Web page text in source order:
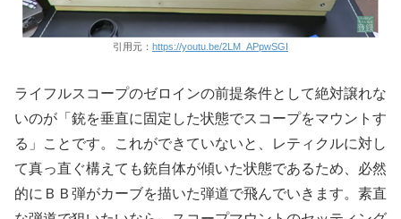
引用元： https://youtu.be/2LM_APpwSGI
ライフルスコープのゼロインの前提条件として絶対譲れな
いのが「銃を垂直に固定した状態でスコープをマウントす
る」ことです。これができていないと、レティクルに対し
て真っ直ぐ構えても銃自体が傾いた状態であるため、必然
的にＢＢ弾がカーブを描いた弾道で飛んでいきます。素直